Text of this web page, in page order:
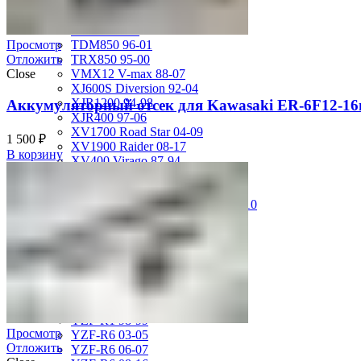
TDM850 96-01
TRX850 95-00
VMX12 V-max 88-07
XJ600S Diversion 92-04
XJR1200 94-98
XJR400 97-06
XV1700 Road Star 04-09
XV1900 Raider 08-17
XV400 Virago 87-94
XVS400 Drag Star 96-99
XVZ1300 Royal Star Venture 01-10
YZF-1000R Thunderace 96-01
YZF-R1 00-01
YZF-R1 04-06
YZF-R1 07-08
YZF-R1 09-14
YZF-R1 98-99
YZF-R6 03-05
YZF-R6 06-07
Просмотр
Отложить
Close
Аккумуляторный отсек для Kawasaki ER-6F12-
1 500 ₽
В корзину
Просмотр
Отложить